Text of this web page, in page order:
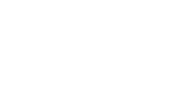
cookies og cookies fra tredjeparter til at
og huske dine præferencer samt til brug
lykkelige